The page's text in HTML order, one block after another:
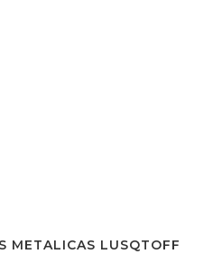
METALICAS LUSQTOFF